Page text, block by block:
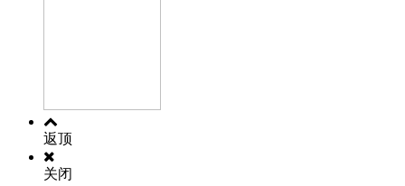
返顶
关闭